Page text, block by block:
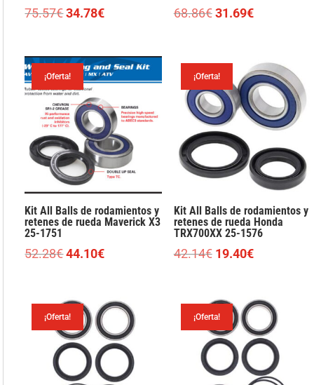
75.57€El
era:
75.57€.
34.78€El
es:
34.78€.
68.86€ El
era:
68.86€.
31.69€El
es:
31.69€.
¡Oferta!
Kit All Balls de rodamientos y
retenes de rueda Maverick X3
25-1751
52.28€El
era:
52.28€.
44.10€El
es:
44.10€.
¡Oferta!
Kit All Balls de rodamientos y
retenes de rueda Honda
TRX700XX 25-1576
42.14€ El
era:
42.14€.
19.40€El
es:
19.40€.
¡Oferta! ¡Oferta!